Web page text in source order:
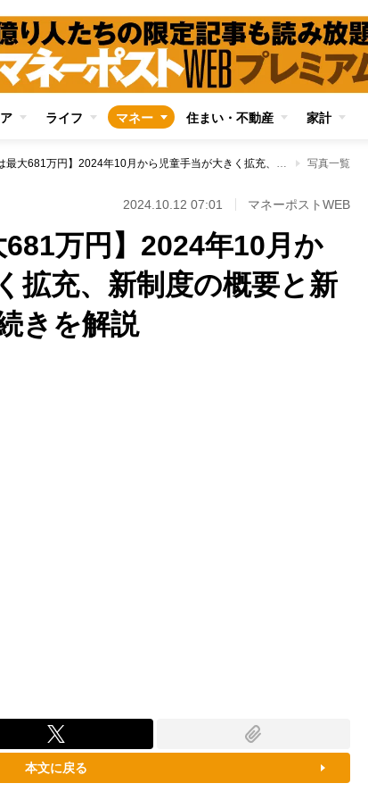
ライフ マネー 住まい・不動産 家計
【第3子以降は最大681万円】2024年10月から児童手当が大きく拡充、新制度の概要と新たに必要となる手続きを解説 写真一覧
2024.10.12 07:01 マネーポストWEB
681万円】2024年10月か
拡充、新制度の概要と新
きを解説
本文に戻る